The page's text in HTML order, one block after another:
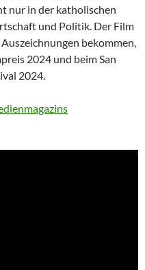
nur in der katholischen
und Politik. Der Film
bekommen,
2024 und beim San
2024.